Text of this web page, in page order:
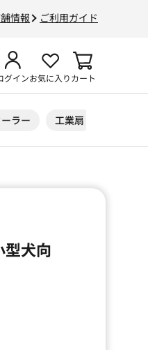
情報 ご利用ガイド
グインお気に入りカート
ラー 工業扇
型犬向